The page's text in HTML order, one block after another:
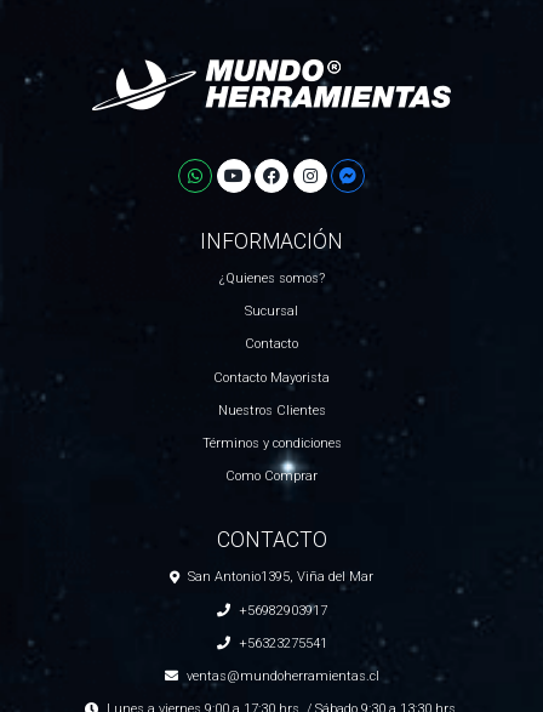
INFORMACIÓN
¿Quienes somos?
Sucursal
Contacto
Contacto Mayorista
Nuestros Clientes
Términos y condiciones
Como Comprar
CONTACTO
San Antonio1395, Viña del Mar
+56982903917
+56323275541
ventas@mundoherramientas.cl